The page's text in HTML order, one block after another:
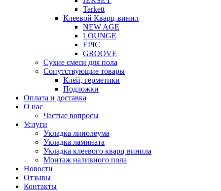
Tarkett
Клеевой Кварц-винил
NEW AGE
LOUNGE
EPIC
GROOVE
Сухие смеси для пола
Сопутствующие товары
Клей, герметики
Подложки
Оплата и доставка
О нас
Частые вопросы
Услуги
Укладка линолеума
Укладка ламината
Укладка клеевого кварц винила
Монтаж наливного пола
Новости
Отзывы
Контакты